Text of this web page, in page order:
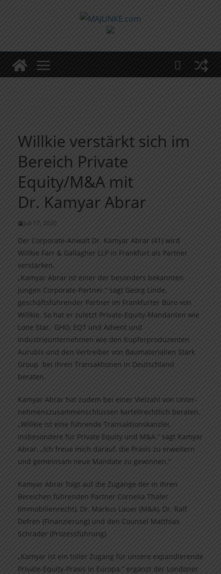
Willkie verstärkt sich im
Bereich Private
Equity/M&A mit
Dr. Kamyar Abrar
Juli 17, 2020
Der Corporate-Anwalt Dr. Kamyar Abrar (41) wird
Willkie Farr & Gallagher LLP in Frankfurt als Partner
verstärken.
„Kamyar Abrar ist einer der besonders bekannten
jungen Corporate-Partner.“ sagt Georg Linde,
geschäftsführender Partner im Frankfurter Büro von
Willkie. So hat er zuletzt Private-Equity-Mandanten wie
Lone Star, GHO, EQT und Advent und
Industrieunternehmen wie den Kupferproduzenten
Aurubis und den Vertreiber von Baumaterialien Stark
Group bei ihren Transaktionen in Deutschland
beraten.
Kamyar Abrar hat zudem bei einer Vielzahl von Unter­
nehmens­zusammenschlüssen kartellrechtlich beraten.
„Willkie ist eine führende Transaktionskanzlei,
insbesondere für Private Equity und M&A.“ sagt Kamyar
Abrar. „Ich freue mich darauf, die Praxis zu erweitern
und gemeinsam neue Mandate zu gewinnen.“
Kamyar Abrar folgt auf die Zugänge der in ihren
Bereichen führenden Partner Cornelia Thaler
(Immobilienrecht), Dr. Markus Lauer (M&A), Dr. Ralf
Defren (Finanzierung) und den Counsel Matthias
Schrader (Prozessführung).
„Kamyar ist ein toller Zugang für unsere expandierende
Private-Equity-Praxis in Europa.“ ergänzt der Londoner